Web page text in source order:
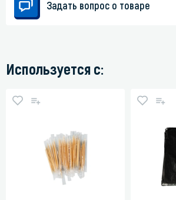
Задать вопрос о товаре
Используется с: